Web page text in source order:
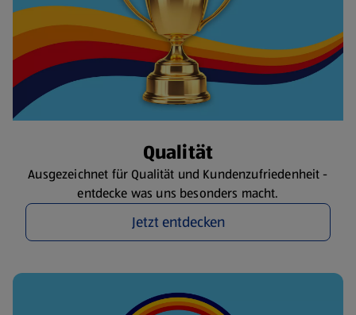
Qualität
Ausgezeichnet für Qualität und Kundenzufriedenheit -
entdecke was uns besonders macht.
Jetzt entdecken